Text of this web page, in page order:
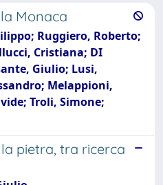
Monaca
Ruggiero, Roberto;
Cristiana; DI
Giulio; Lusi,
Melappioni,
Troli, Simone;
pietra, tra ricerca